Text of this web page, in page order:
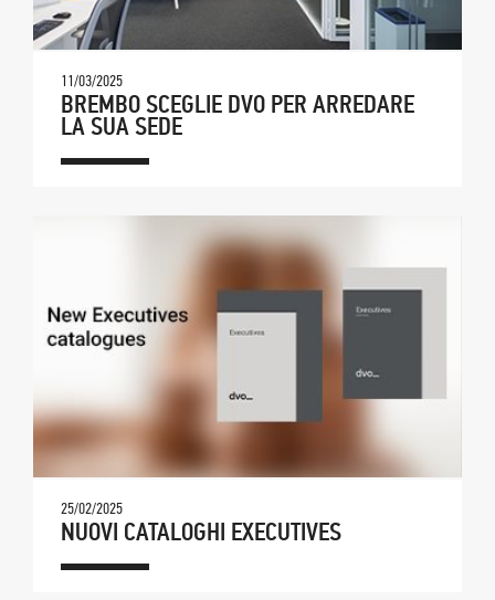
11/03/2025
BREMBO SCEGLIE DVO PER ARREDARE
LA SUA SEDE
25/02/2025
NUOVI CATALOGHI EXECUTIVES